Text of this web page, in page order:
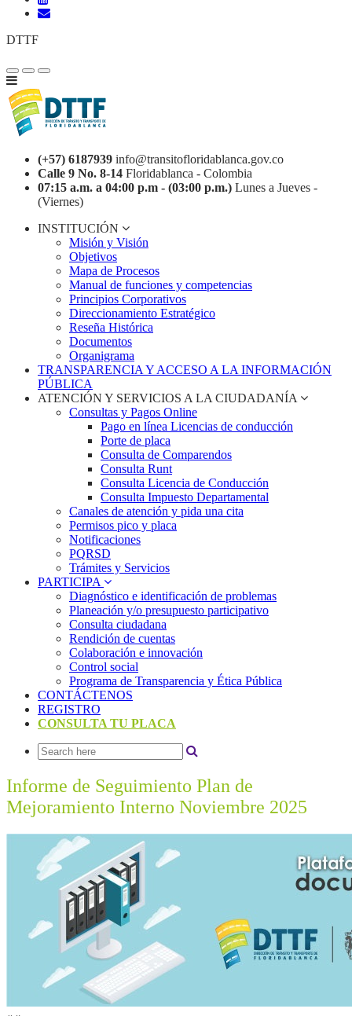
DTTF
(+57) 6187939 info@transitofloridablanca.gov.co
Calle 9 No. 8-14 Floridablanca - Colombia
07:15 a.m. a 04:00 p.m - (03:00 p.m.) Lunes a Jueves -
(Viernes)
INSTITUCIÓN
Misión y Visión
Objetivos
Mapa de Procesos
Manual de funciones y competencias
Principios Corporativos
Direccionamiento Estratégico
Reseña Histórica
Documentos
Organigrama
TRANSPARENCIA Y ACCESO A LA INFORMACIÓN
PÚBLICA
ATENCIÓN Y SERVICIOS A LA CIUDADANÍA
Consultas y Pagos Online
Pago en línea Licencias de conducción
Porte de placa
Consulta de Comparendos
Consulta Runt
Consulta Licencia de Conducción
Consulta Impuesto Departamental
Canales de atención y pida una cita
Permisos pico y placa
Notificaciones
PQRSD
Trámites y Servicios
PARTICIPA
Diagnóstico e identificación de problemas
Planeación y/o presupuesto participativo​
Consulta ciudadana
Rendición de cuentas
Colaboración e innovación
Control social
Programa de Transparencia y Ética Pública
CONTÁCTENOS
REGISTRO
CONSULTA TU PLACA
Informe de Seguimiento Plan de
Mejoramiento Interno Noviembre 2025